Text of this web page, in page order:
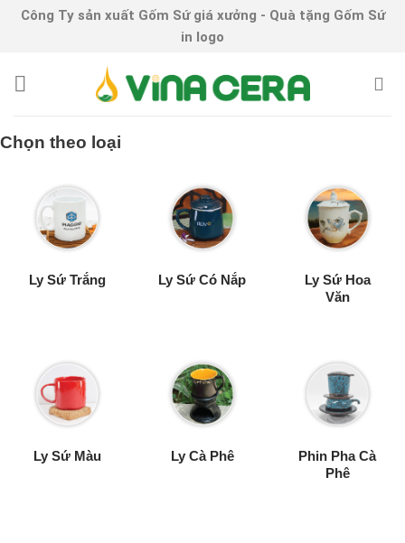
SkipCông Ty sản xuất Gốm Sứ giá xưởng - Quà tặng Gốm Sứ
in logo
Chọn theo loại
Ly Sứ Trắng Ly Sứ Có Nắp
Ly Sứ Hoa
Văn
Ly Sứ Màu Ly Cà Phê
Phin Pha Cà
Phê